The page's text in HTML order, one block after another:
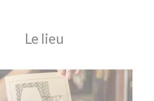
Le lieu